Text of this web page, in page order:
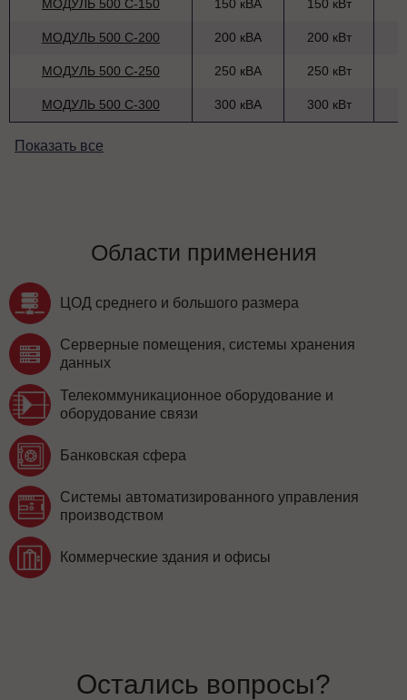
МОДУЛЬ 500 С-150 150 кВА 150 кВт
МОДУЛЬ 500 С-200 200 кВА 200 кВт
МОДУЛЬ 500 С-250 250 кВА 250 кВт
МОДУЛЬ 500 С-300 300 кВА 300 кВт
Показать все
Области применения
ЦОД среднего и большого размера
Серверные помещения, системы хранения
данных
Телекоммуникационное оборудование и
оборудование связи
Банковская сфера
Системы автоматизированного управления
производством
Коммерческие здания и офисы
Остались вопросы?